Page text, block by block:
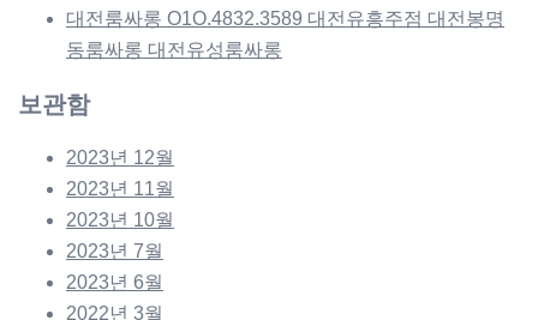
대전룸싸롱 O1O.4832.3589 대전유흥주점 대전봉명
동룸싸롱 대전유성룸싸롱
보관함
2023년 12월
2023년 11월
2023년 10월
2023년 7월
2023년 6월
2022년 3월